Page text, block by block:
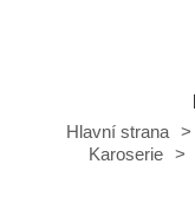
Hlavní strana >
Karoserie >